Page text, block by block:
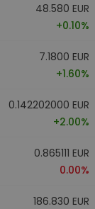
48.580 EUR
+0.10%
7.1800 EUR
+1.60%
0.142202000 EUR
+2.00%
0.865111 EUR
0.00%
186.830 EUR